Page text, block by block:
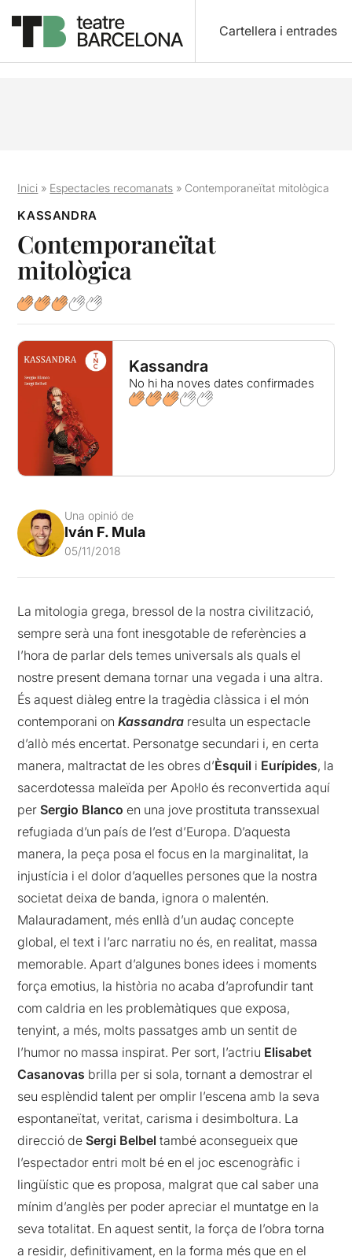
Cartellera i entrades
Inici » Espectacles recomanats » Contemporaneïtat mitològica
KASSANDRA
Contemporaneïtat
mitològica
Kassandra
No hi ha noves dates confirmades
Una opinió de
Iván F. Mula
05/11/2018
La mitologia grega, bressol de la nostra civilització,
sempre serà una font inesgotable de referències a
l’hora de parlar dels temes universals als quals el
nostre present demana tornar una vegada i una altra.
És aquest diàleg entre la tragèdia clàssica i el món
contemporani onKassandra resulta un espectacle
d’allò més encertat. Personatge secundari i, en certa
manera, maltractat de les obres d’Èsquil i Eurípides, la
sacerdotessa maleïda per Apol·lo és reconvertida aquí
perSergio Blanco en una jove prostituta transsexual
refugiada d’un país de l’est d’Europa. D’aquesta
manera, la peça posa el focus en la marginalitat, la
injustícia i el dolor d’aquelles persones que la nostra
societat deixa de banda, ignora o malentén.
Malauradament, més enllà d’un audaç concepte
global, el text i l’arc narratiu no és, en realitat, massa
memorable. Apart d’algunes bones idees i moments
força emotius, la història no acaba d’aprofundir tant
com caldria en les problemàtiques que exposa,
tenyint, a més, molts passatges amb un sentit de
l’humor no massa inspirat. Per sort, l’actriu Elisabet
Casanovas brilla per si sola, tornant a demostrar el
seu esplèndid talent per omplir l’escena amb la seva
espontaneïtat, veritat, carisma i desimboltura. La
direcció deSergi Belbel també aconsegueix que
l’espectador entri molt bé en el joc escenogràfic i
lingüístic que es proposa, malgrat que cal saber una
mínim d’anglès per poder apreciar el muntatge en la
seva totalitat. En aquest sentit, la força de l’obra torna
a residir, definitivament, en la forma més que en el